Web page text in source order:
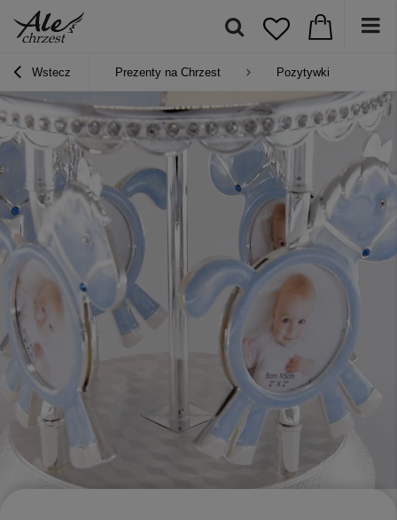
Wstecz Prezenty na Chrzest Pozytywki